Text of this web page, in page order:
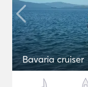
Bavaria cruiser